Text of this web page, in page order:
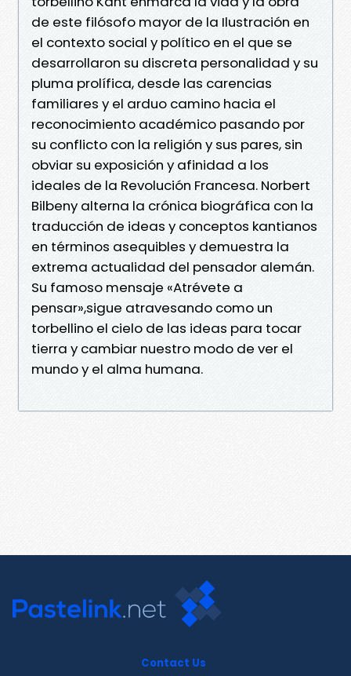
de este filósofo mayor de la Ilustración en
el contexto social y político en el que se
desarrollaron su discreta personalidad y su
pluma prolífica, desde las carencias
familiares y el arduo camino hacia el
reconocimiento académico pasando por
su conflicto con la religión y sus pares, sin
obviar su exposición y afinidad a los
ideales de la Revolución Francesa. Norbert
Bilbeny alterna la crónica biográfica con la
traducción de ideas y conceptos kantianos
en términos asequibles y demuestra la
extrema actualidad del pensador alemán.
Su famoso mensaje «Atrévete a
pensar»,sigue atravesando como un
torbellino el cielo de las ideas para tocar
tierra y cambiar nuestro modo de ver el
mundo y el alma humana.
Contact Us